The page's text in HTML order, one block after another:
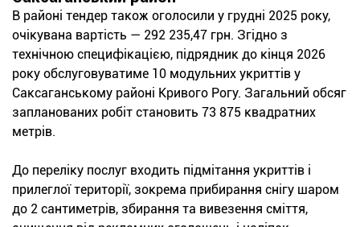
В районі тендер також оголосили у грудні 2025 року,
очікувана вартість — 292 235,47 грн. Згідно з
технічною специфікацією, підрядник до кінця 2026
року обслуговуватиме 10 модульних укриттів у
Саксаганському районі Кривого Рогу. Загальний обсяг
запланованих робіт становить 73 875 квадратних
метрів.
До переліку послуг входить підмітання укриттів і
прилеглої території, зокрема прибирання снігу шаром
до 2 сантиметрів, збирання та вивезення сміття,